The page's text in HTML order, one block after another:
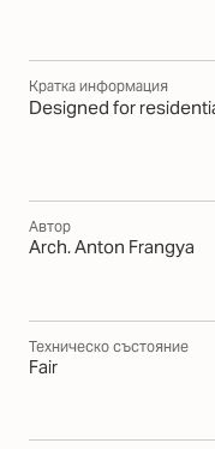
Кратка информация
Designed for
Автор
Arch. Anton Frangya
Техническо състояние
Fair